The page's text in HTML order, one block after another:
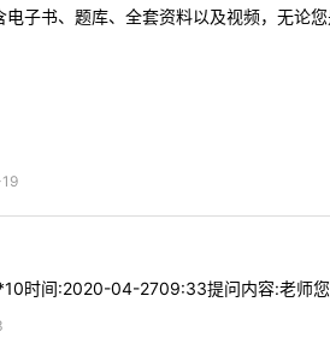
电子书、题库、全套资料以及视频，无论
时间:2020-04-2709:33提问内容:老师